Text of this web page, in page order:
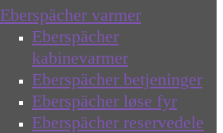
Eberspächer varmer
Eberspächer
kabinevarmer
Eberspächer betjeninger
Eberspächer løse fyr
Eberspächer reservedele